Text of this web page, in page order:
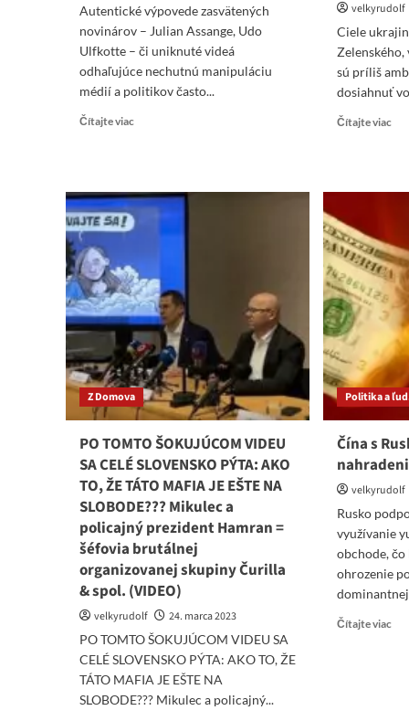
Autentické výpovede zasvätených
novinárov – Julian Assange, Udo
Ulfkotte – či uniknuté videá
odhaľujúce nechutnú manipuláciu
médií a politikov často...
Čítajte viac
ODHALENÉ
(VIDEO
20
min)
velkyrudolf
Ciele
Zelenského,
sú príliš
dosiahnuť
Čítajte viac
za
Z Domova
PO TOMTO ŠOKUJÚCOM VIDEU
SA CELÉ SLOVENSKO PÝTA: AKO
TO, ŽE TÁTO MAFIA JE EŠTE NA
SLOBODE??? Mikulec a
policajný prezident Hamran =
šéfovia brutálnej
organizovanej skupiny Čurilla
& spol. (VIDEO)
velkyrudolf
24. marca 2023
PO TOMTO ŠOKUJÚCOM VIDEU SA
CELÉ SLOVENSKO PÝTA: AKO TO, ŽE
TÁTO MAFIA JE EŠTE NA
SLOBODE??? Mikulec a policajný...
Politika a
Čína s
velkyrudolf
Rusko
využívanie
obchode,
ohrozenie
Čítajte viac